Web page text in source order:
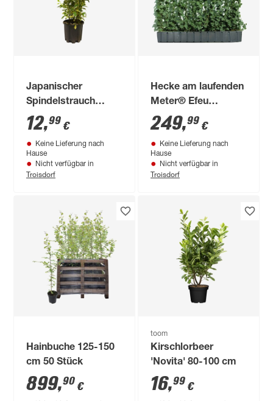
Japanischer
Spindelstrauch
'Elegantisima
Aureus' 18 cm Topf
12,99 €
Keine Lieferung nach
Hause
Nicht verfügbar in
Troisdorf
Hecke am laufenden
Meter® Efeu
'Woerneri' 100 x 120
cm
249,99 €
Keine Lieferung nach
Hause
Nicht verfügbar in
Troisdorf
Hainbuche 125-150
cm 50 Stück
899,90 €
toom
Kirschlorbeer
'Novita' 80-100 cm
16,99 €